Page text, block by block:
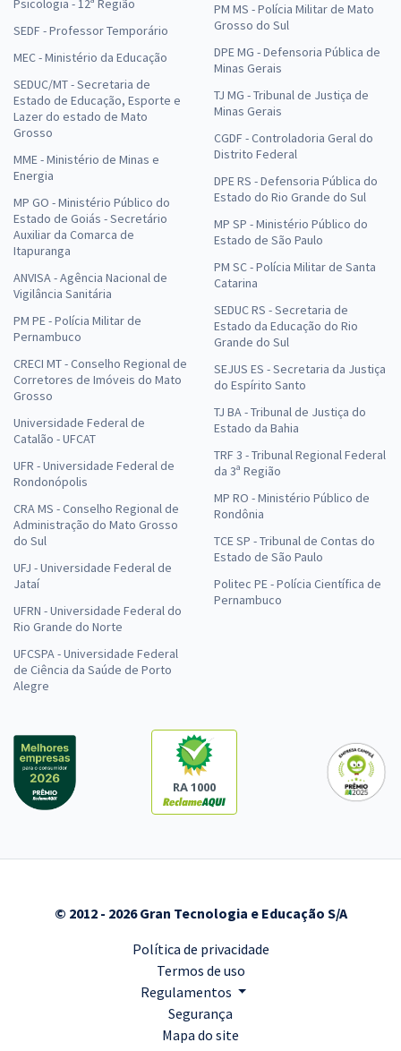
Psicologia - 12ª Região
SEDF - Professor Temporário
MEC - Ministério da Educação
SEDUC/MT - Secretaria de
Estado de Educação, Esporte e
Lazer do estado de Mato
Grosso
MME - Ministério de Minas e
Energia
MP GO - Ministério Público do
Estado de Goiás - Secretário
Auxiliar da Comarca de
Itapuranga
ANVISA - Agência Nacional de
Vigilância Sanitária
PM PE - Polícia Militar de
Pernambuco
CRECI MT - Conselho Regional de
Corretores de Imóveis do Mato
Grosso
Universidade Federal de
Catalão - UFCAT
UFR - Universidade Federal de
Rondonópolis
CRA MS - Conselho Regional de
Administração do Mato Grosso
do Sul
UFJ - Universidade Federal de
Jataí
UFRN - Universidade Federal do
Rio Grande do Norte
UFCSPA - Universidade Federal
de Ciência da Saúde de Porto
Alegre
PM MS - Polícia Militar de Mato
Grosso do Sul
DPE MG - Defensoria Pública de
Minas Gerais
TJ MG - Tribunal de Justiça de
Minas Gerais
CGDF - Controladoria Geral do
Distrito Federal
DPE RS - Defensoria Pública do
Estado do Rio Grande do Sul
MP SP - Ministério Público do
Estado de São Paulo
PM SC - Polícia Militar de Santa
Catarina
SEDUC RS - Secretaria de
Estado da Educação do Rio
Grande do Sul
SEJUS ES - Secretaria da Justiça
do Espírito Santo
TJ BA - Tribunal de Justiça do
Estado da Bahia
TRF 3 - Tribunal Regional Federal
da 3ª Região
MP RO - Ministério Público de
Rondônia
TCE SP - Tribunal de Contas do
Estado de São Paulo
Politec PE - Polícia Científica de
Pernambuco
RA 1000
© 2012 - 2026 Gran Tecnologia e Educação S/A
Política de privacidade
Termos de uso
Regulamentos
Segurança
Mapa do site